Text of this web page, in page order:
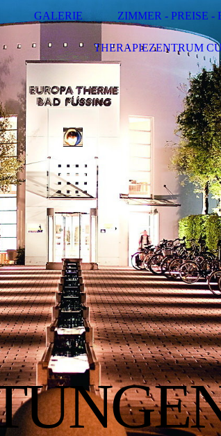
GALERIE ZIMMER - PREISE -
THERAPIEZENTRUM